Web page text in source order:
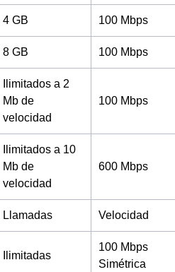
4 GB 100 Mbps
8 GB 100 Mbps
Ilimitados a 2
Mb de
velocidad
100 Mbps
Ilimitados a 10
Mb de
velocidad
600 Mbps
Llamadas Velocidad
Ilimitadas
100 Mbps
Simétrica